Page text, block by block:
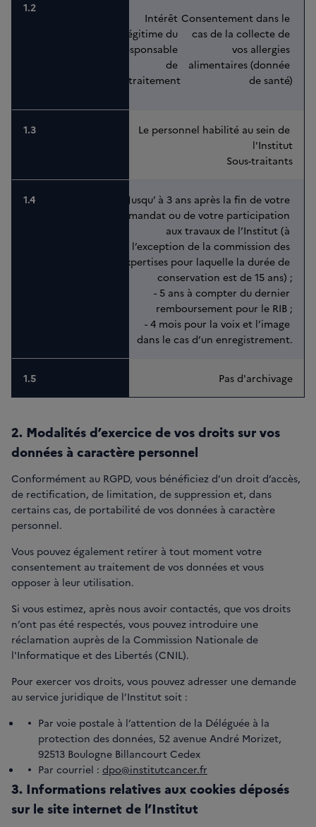
Intérêt
légitime du
responsable
de
traitement
Consentement dans le
cas de la collecte de
vos allergies
alimentaires (donnée
de santé)
Le personnel habilité au sein de
l'Institut
Sous-traitants
- Jusqu’ à 3 ans après la fin de votre
mandat ou de votre participation
aux travaux de l’Institut (à
l’exception de la commission des
expertises pour laquelle la durée de
conservation est de 15 ans) ;
- 5 ans à compter du dernier
remboursement pour le RIB ;
- 4 mois pour la voix et l’image
dans le cas d’un enregistrement.
Pas d'archivage
2. Modalités d’exercice de vos droits sur vos
données à caractère personnel
Conformément au RGPD, vous bénéficiez d’un droit d’accès,
de rectification, de limitation, de suppression et, dans
certains cas, de portabilité de vos données à caractère
personnel.
Vous pouvez également retirer à tout moment votre
consentement au traitement de vos données et vous
opposer à leur utilisation.
Si vous estimez, après nous avoir contactés, que vos droits
n’ont pas été respectés, vous pouvez introduire une
réclamation auprès de la Commission Nationale de
l'Informatique et des Libertés (CNIL).
Pour exercer vos droits, vous pouvez adresser une demande
au service juridique de l’Institut soit :
Par voie postale à l’attention de la Déléguée à la
protection des données, 52 avenue André Morizet,
92513 Boulogne Billancourt Cedex
Par courriel : dpo@institutcancer.fr
3. Informations relatives aux cookies déposés
sur le site internet de l’Institut